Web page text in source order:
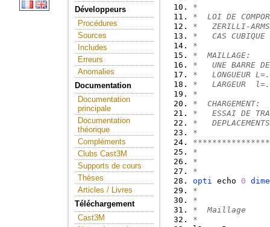
Développeurs
Procédures
Sources
Includes
Erreurs
Anomalies
Documentation
Documentation
principale
Documentation
théorique
Compléments
Clubs Cast3M
Supports de cours
Thèses
Articles / Livres
Téléchargement
Cast3M
*
*  LOI DE
*   ZERILLI-
*   CAS
*
*
*   UNE
*
*
*
*
*   ESSAI
*
*
*
*
*
opti echo 0 dime
*
*
*  Maillage
*